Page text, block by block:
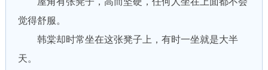
觉得舒服。
韩棠却时常坐在这张凳子上，有时一坐就是大半
天。